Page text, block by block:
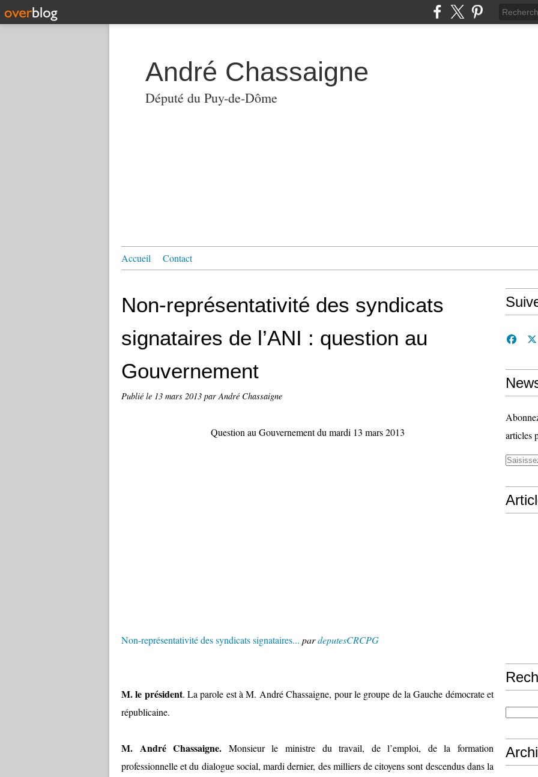
André Chassaigne
Député du Puy-de-Dôme
Accueil Contact
Non-représentativité des syndicats
signataires de l’ANI : question au
Gouvernement
Publié le 13 mars 2013 par André Chassaigne
Question au Gouvernement du mardi 13 mars 2013
Non-représentativité des syndicats signataires... pardeputesCRCPG
M. le président. La parole est à M. André Chassaigne, pour le groupe de la Gauche démocrate et
républicaine.
M. André Chassaigne. Monsieur le ministre du travail, de l’emploi, de la formation
professionnelle et du dialogue social, mardi dernier, des milliers de citoyens sont descendus dans la
articles